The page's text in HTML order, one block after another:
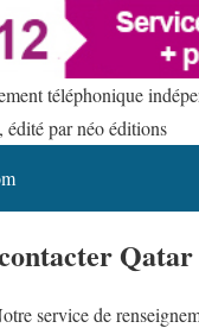
téléphonique
édité par néo éditions
service de